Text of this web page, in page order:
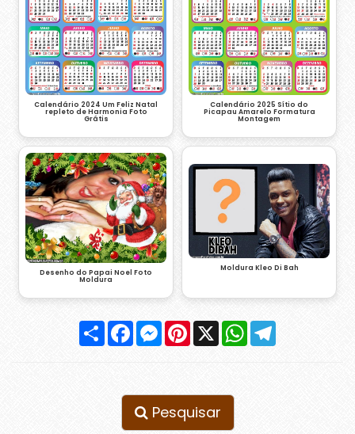
Calendário 2024 Um Feliz Natal
repleto de Harmonia Foto
Grátis
Calendário 2025 Sítio do
Picapau Amarelo Formatura
Montagem
Desenho do Papai Noel Foto
Moldura
Moldura Kleo Di Bah
Compartilhar
FacebookMessenger
Pinterest
X WhatsApp
Pesquisar